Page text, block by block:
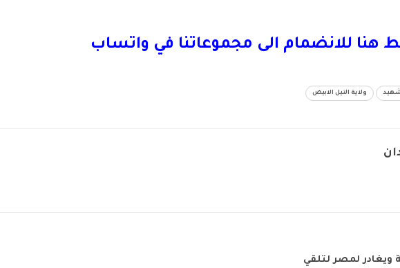
هنا للانضمام الى مجموعاتنا في واتساب
ولاية النيل الابيض
ويغادر لمصر لتلقي